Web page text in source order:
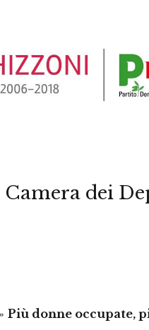
Camera dei
» Più donne occupate,